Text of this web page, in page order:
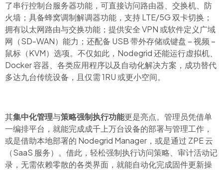
了串行控制台服务器功能，可直接访问路由器、交换机、防
火墙；具备蜂窝调制解调器功能，支持 LTE/5G 双卡切换；
拥有以太网路由与交换功能；提供安全VPN或软件定义广域
网（SD-WAN）能力；还配备 USB带外存储或键盘 – 视频 –
鼠标 （KVM）选项。不仅如此，Nodegrid还能运行虚拟机、
Docker 容器、各类应用程序以及自动化解决方案，成功替代
多达九台传统设备，且仅需1RU或更小空间。
其集中化管理与策略强制执行功能更是亮点。管理员凭借单
一编排平台，就能完成成千上万台设备的部署与管理工作，
或是借助本地部署的 Nodegrid Manager，或是通过 ZPE 云
（SaaS 服务）。借此，轻松强制执行访问策略、审计活动记
录，无需依赖零散的各类界面，就能自动化完成固件更新操